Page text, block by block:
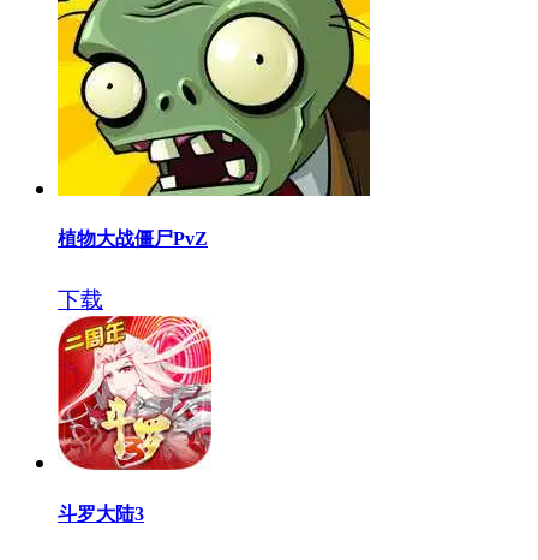
植物大战僵尸PvZ
下载
斗罗大陆3